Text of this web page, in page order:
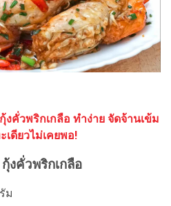
งคั่วพริกเกลือ ทำง่าย จัดจ้านเข้ม
เดียวไม่เคยพอ!
งคั่วพริกเกลือ
ม